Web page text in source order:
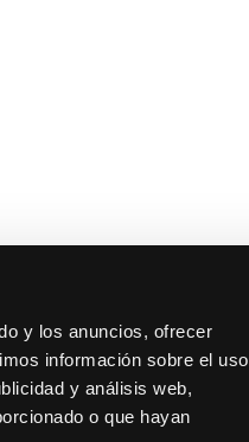
y los anuncios, ofrecer
información sobre el uso
y análisis web,
o que hayan